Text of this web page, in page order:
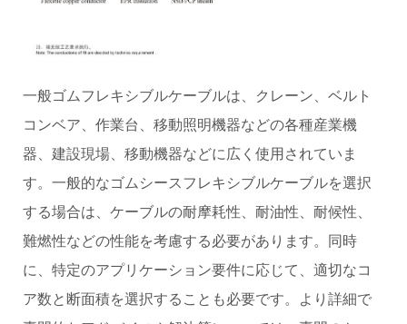
一般ゴムフレキシブルケーブルは、クレーン、ベルト
コンベア、作業台、移動照明機器などの各種産業機
器、建設現場、移動機器などに広く使用されていま
す。一般的なゴムシースフレキシブルケーブルを選択
する場合は、ケーブルの耐摩耗性、耐油性、耐候性、
難燃性などの性能を考慮する必要があります。同時
に、特定のアプリケーション要件に応じて、適切なコ
ア数と断面積を選択することも必要です。より詳細で